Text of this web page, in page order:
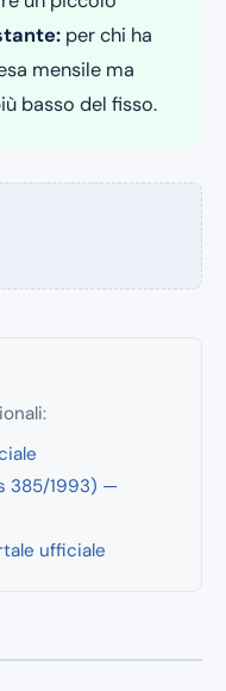
per chi ha
mensile ma
basso del fisso.
385/1993) —
ufficiale